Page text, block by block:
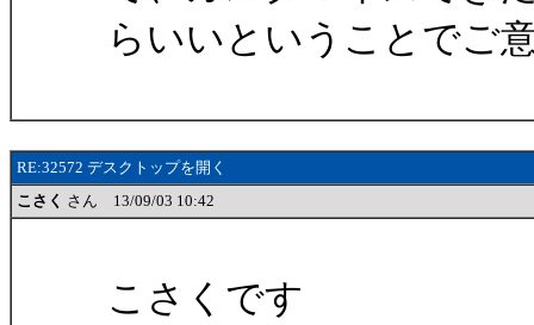
らいいということでご
RE:32572 デスクトップを開く
こさく さん 13/09/03 10:42
こさくです